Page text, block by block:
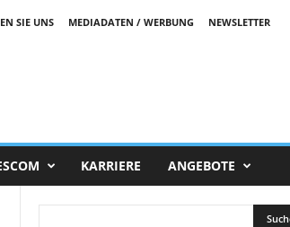
SIE UNS MEDIADATEN / WERBUNG
NEWSLETTER
KARRIERE ANGEBOTE